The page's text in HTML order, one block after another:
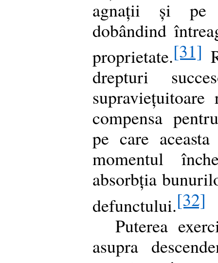
agnații și pe
dobândind
proprietate.[31]
drepturi
compensa
pe care
momentul
absorbția
defunctului.[32]
Puterea
asupra